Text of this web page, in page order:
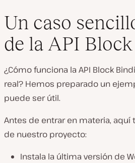
Un caso
de la API
¿Cómo funciona la API Block
real? Hemos preparado un
puede ser útil.
Antes de entrar en materia, aquí
de nuestro proyecto:
Instala la última versión de